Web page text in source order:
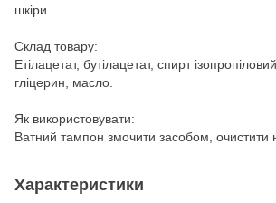
шкіри.
Склад товару:
Етілацетат, бутілацетат, спирт
гліцерин, масло.
Як використовувати:
Ватний тампон змочити засобом, очистити
Характеристики